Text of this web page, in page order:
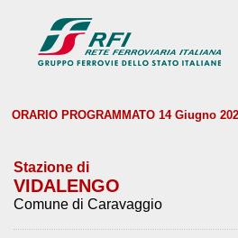
ORARIO PROGRAMMATO 14 Giugno
Stazione di
VIDALENGO
Comune di Caravaggio